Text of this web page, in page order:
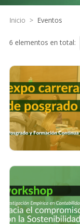
Inicio > Eventos
6 elementos en total: